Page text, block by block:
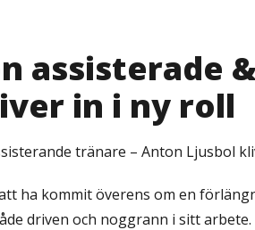
assisterade
in i ny roll
tränare – Anton Ljusbol
ha kommit överens om en
driven och noggrann i sitt arbete.